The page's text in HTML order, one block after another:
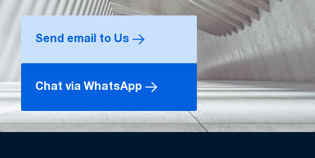
Send email to Us
Chat via WhatsApp